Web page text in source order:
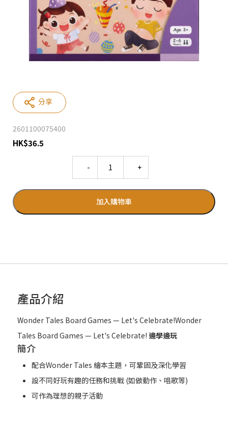
2601100075400
HK$36.5
加入購物車
分享
產品介紹
Wonder Tales Board Games — Let's Celebrate!Wonder
Tales Board Games — Let's Celebrate! 邊學邊玩
簡介
配合Wonder Tales 繪本主題，可鞏固及深化學習
設不同好玩有趣的任務和挑戰 (如做動作、唱歌等)
可作為理想的親子活動